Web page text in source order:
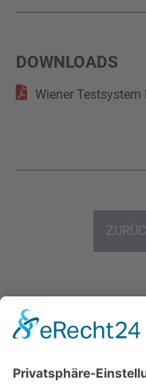
DOWNLOADS
Wiener Testsystem